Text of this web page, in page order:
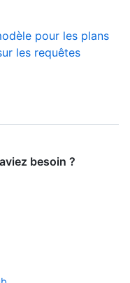
pour les plans
les requêtes
besoin ?